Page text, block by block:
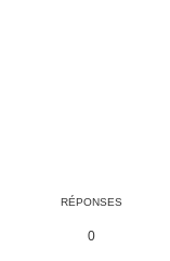
RÉPONSES
0